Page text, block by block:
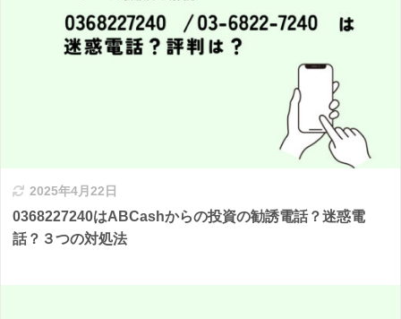
2025年4月22日
0368227240はABCashからの投資の勧誘電話？迷惑電
話？３つの対処法